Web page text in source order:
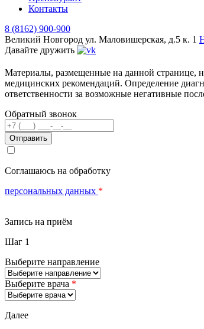
Контакты
8 (8162) 900-900
Великий Новгород ул. Маловишерская, д.5 к. 1
Давайте дружить
Материалы, размещенные на данной странице,
медицинских рекомендаций. Определение
ответственности за возможные негативные
Обратный звонок
Телефон
Соглашаюсь на обработку
персональных данных *
Запись на приём
Шаг 1
Выберите направление
Выберите врача *
Далее